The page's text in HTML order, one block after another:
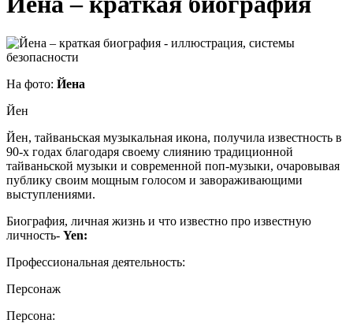
На фото: Йена
Йен
Йен, тайваньская музыкальная икона, получила известность в
90-х годах благодаря своему слиянию традиционной
тайваньской музыки и современной поп-музыки, очаровывая
публику своим мощным голосом и завораживающими
выступлениями.
Биография, личная жизнь и что известно про известную
личность- Yen:
Профессиональная деятельность:
Персонаж
Персона: